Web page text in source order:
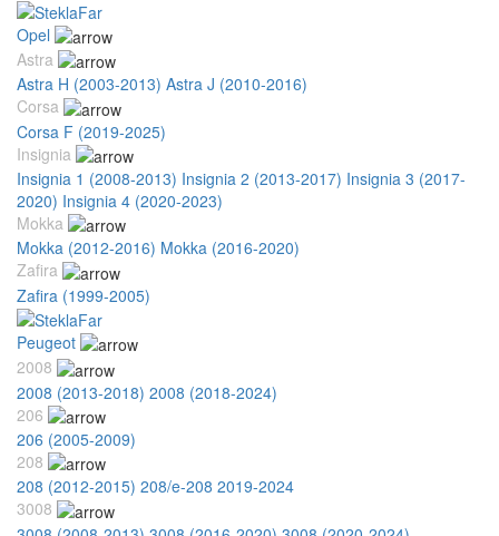
Opel
Astra
Astra H (2003-2013) Astra J (2010-2016)
Corsa
Corsa F (2019-2025)
Insignia
Insignia 1 (2008-2013) Insignia 2 (2013-2017) Insignia 3 (2017-
2020) Insignia 4 (2020-2023)
Mokka
Mokka (2012-2016) Mokka (2016-2020)
Zafira
Zafira (1999-2005)
Peugeot
2008
2008 (2013-2018) 2008 (2018-2024)
206
206 (2005-2009)
208
208 (2012-2015) 208/e-208 2019-2024
3008